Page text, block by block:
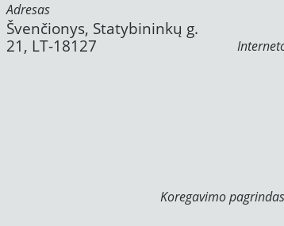
Adresas
Švenčionys, Statybininkų g.
21, LT-18127
Koregavimo pagrindas